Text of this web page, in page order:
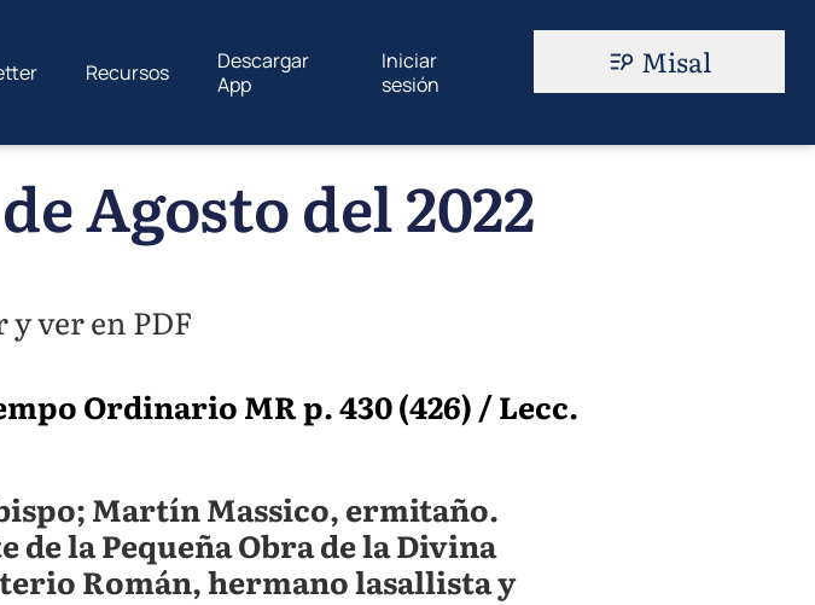
Recursos
Descargar
App
Iniciar
sesión
Misal
Agosto del 2022
y ver en PDF
Ordinario MR p. 430 (426) / Lecc.
Martín Massico, ermitaño.
la Pequeña Obra de la Divina
Román, hermano lasallista y